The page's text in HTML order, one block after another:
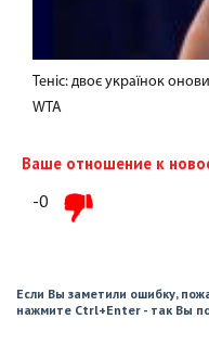
Теніс: двоє українок
WTA
Ваше отношение к
-0
Если Вы заметили ошибку,
нажмите Ctrl+Enter - так Вы